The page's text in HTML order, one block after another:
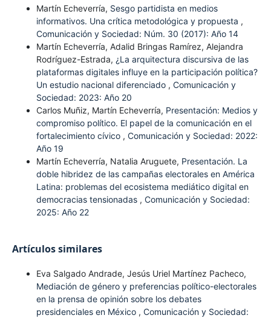
Martín Echeverría, Sesgo partidista en medios
informativos. Una crítica metodológica y propuesta ,
Comunicación y Sociedad: Núm. 30 (2017): Año 14
Martín Echeverría, Adalid Bringas Ramírez, Alejandra
Rodríguez-Estrada, ¿La arquitectura discursiva de las
plataformas digitales influye en la participación política?
Un estudio nacional diferenciado , Comunicación y
Sociedad: 2023: Año 20
Carlos Muñiz, Martín Echeverría, Presentación: Medios y
compromiso político. El papel de la comunicación en el
fortalecimiento cívico , Comunicación y Sociedad: 2022:
Año 19
Martín Echeverría, Natalia Aruguete, Presentación. La
doble hibridez de las campañas electorales en América
Latina: problemas del ecosistema mediático digital en
democracias tensionadas , Comunicación y Sociedad:
2025: Año 22
Artículos similares
Eva Salgado Andrade, Jesús Uriel Martínez Pacheco,
Mediación de género y preferencias político-electorales
en la prensa de opinión sobre los debates
presidenciales en México , Comunicación y Sociedad: